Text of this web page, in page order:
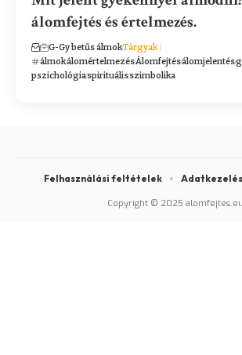
álomfejtés és értelmezés.
G-Gy betűs álmokTárgyak
álmokálomértelmezésÁlomfejtésálomjelentés
pszichológiaspirituálisszimbolika
Copyright © 2025 alomfejtes.eu
Felhasználási feltételek